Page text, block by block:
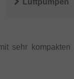
Luftpumpen
sehr